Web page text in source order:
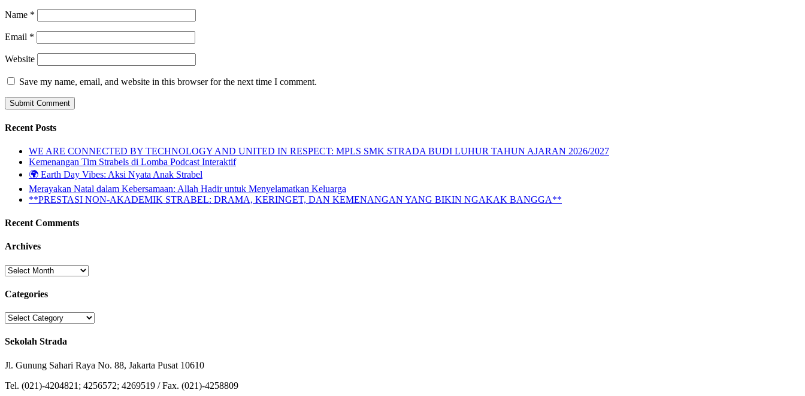
Name *
Email *
Website
Save my name, email, and website in this browser for the next time I comment.
Recent Posts
WE ARE CONNECTED BY TECHNOLOGY AND UNITED IN RESPECT: MPLS SMK STRADA BUDI LUHUR TAHUN AJARAN 2026/2027
Kemenangan Tim Strabels di Lomba Podcast Interaktif
🌍 Earth Day Vibes: Aksi Nyata Anak Strabel
Merayakan Natal dalam Kebersamaan: Allah Hadir untuk Menyelamatkan Keluarga
**PRESTASI NON-AKADEMIK STRABEL: DRAMA, KERINGET, DAN KEMENANGAN YANG BIKIN NGAKAK BANGGA**
Recent Comments
Archives
Archives
Categories
Categories
Sekolah Strada
Jl. Gunung Sahari Raya No. 88, Jakarta Pusat 10610
Tel. (021)-4204821; 4256572; 4269519 / Fax. (021)-4258809